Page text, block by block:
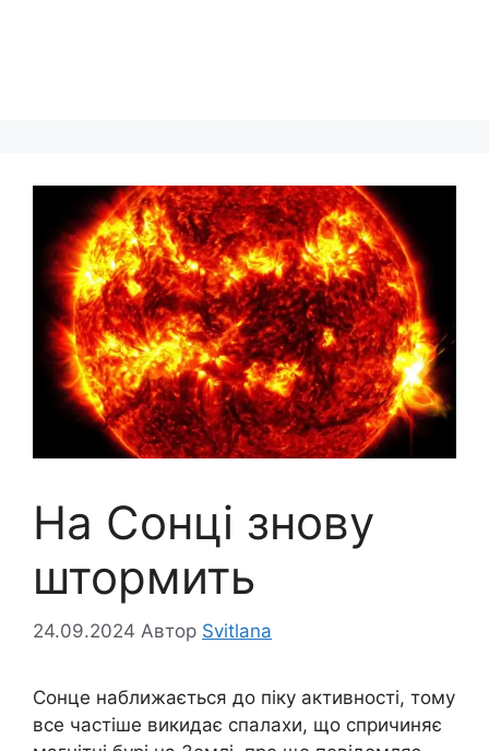
На Сонці знову
штормить
24.09.2024 Автор Svitlana
Сонце наближається до піку активності, тому
все частіше викидає спалахи, що спричиняє